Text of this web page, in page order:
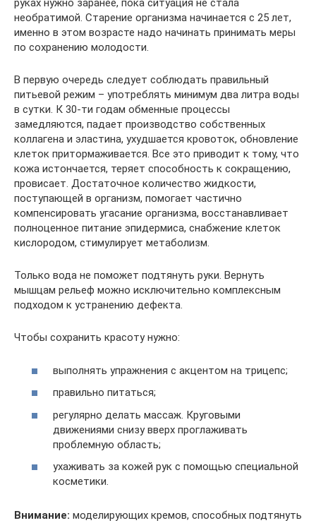
руках нужно заранее, пока ситуация не стала
необратимой. Старение организма начинается с 25 лет,
именно в этом возрасте надо начинать принимать меры
по сохранению молодости.
В первую очередь следует соблюдать правильный
питьевой режим – употреблять минимум два литра воды
в сутки. К 30-ти годам обменные процессы
замедляются, падает производство собственных
коллагена и эластина, ухудшается кровоток, обновление
клеток притормаживается. Все это приводит к тому, что
кожа истончается, теряет способность к сокращению,
провисает. Достаточное количество жидкости,
поступающей в организм, помогает частично
компенсировать угасание организма, восстанавливает
полноценное питание эпидермиса, снабжение клеток
кислородом, стимулирует метаболизм.
Только вода не поможет подтянуть руки. Вернуть
мышцам рельеф можно исключительно комплексным
подходом к устранению дефекта.
Чтобы сохранить красоту нужно:
выполнять упражнения с акцентом на трицепс;
правильно питаться;
регулярно делать массаж. Круговыми
движениями снизу вверх проглаживать
проблемную область;
ухаживать за кожей рук с помощью специальной
косметики.
Внимание: моделирующих кремов, способных подтянуть